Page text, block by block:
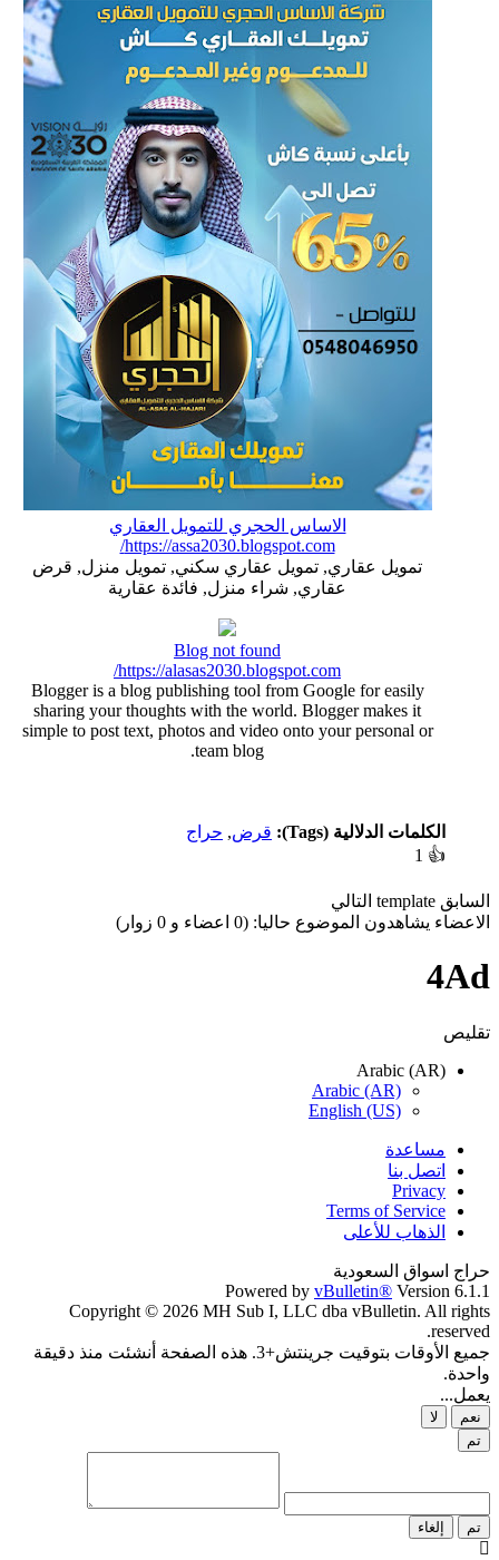
الاساس الحجري للتمويل العقاري
https://assa2030.blogspot.com/
تمويل عقاري, تمويل عقاري سكني, تمويل منزل, قرض
عقاري, شراء منزل, فائدة عقارية
Blog not found
https://alasas2030.blogspot.com/
Blogger is a blog publishing tool from Google for easily
sharing your thoughts with the world. Blogger makes it
simple to post text, photos and video onto your personal or
team blog.
الكلمات الدلالية (Tags): قرض, حراج
👍
1
السابق template التالي
الاعضاء يشاهدون الموضوع حاليا: (0 اعضاء و 0 زوار)
4Ad
تقليص
Arabic (AR)
Arabic (AR)
English (US)
مساعدة
اتصل بنا
Privacy
Terms of Service
الذهاب للأعلى
حراج اسواق السعودية
Powered by vBulletin® Version 6.1.1
Copyright © 2026 MH Sub I, LLC dba vBulletin. All rights
reserved.
جميع الأوقات بتوقيت جرينتش+3. هذه الصفحة أنشئت منذ دقيقة
واحدة.
يعمل...
نعم
لا
تم
تم إلغاء